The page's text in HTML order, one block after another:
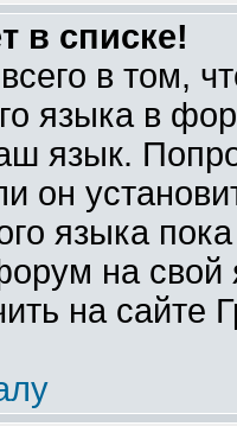
в списке!
в том,
языка в
язык.
он
языка
на
на сайте